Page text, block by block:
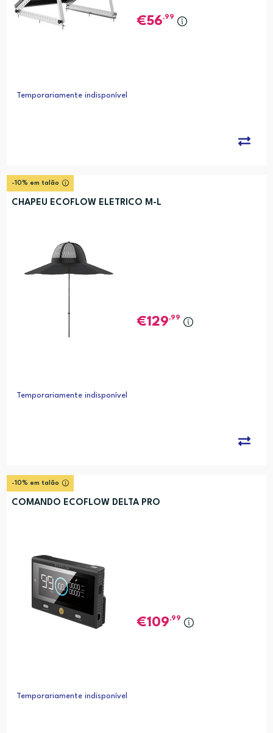
56,99
Temporariamente indisponível
-10% em talão
CHAPEU ECOFLOW ELETRICO M-L
129,99
Temporariamente indisponível
-10% em talão
COMANDO ECOFLOW DELTA PRO
109,99
Temporariamente indisponível